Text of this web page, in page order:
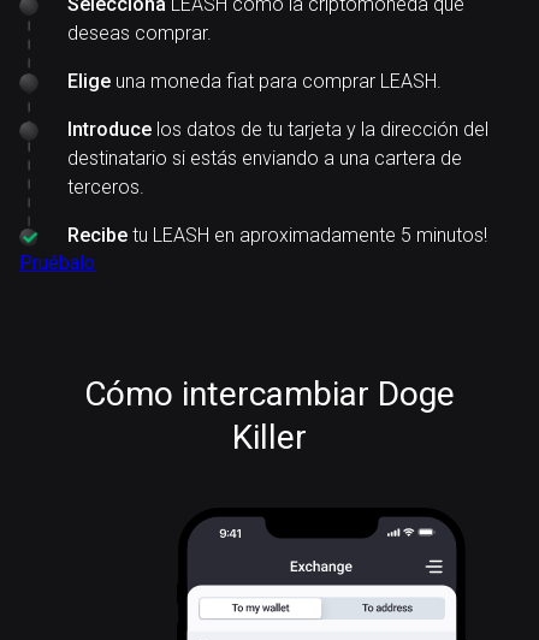
deseas comprar.
Elige una moneda fiat para comprar LEASH.
Introduce los datos de tu tarjeta y la dirección del
destinatario si estás enviando a una cartera de
terceros.
Recibe tu LEASH en aproximadamente 5 minutos!
Pruébalo
Cómo intercambiar Doge
Killer